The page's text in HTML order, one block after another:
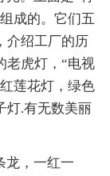
成的。它们五
介绍工厂的历
老虎灯，“电视
莲花灯，绿色
灯.有无数美丽
，一红一